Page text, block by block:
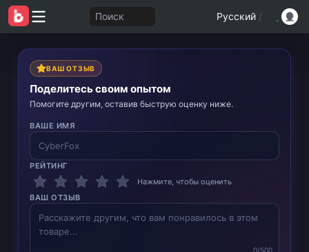
Поиск Русский /
ВАШ ОТЗЫВ
Поделитесь своим опытом
Помогите другим, оставив быструю оценку ниже.
ВАШЕ ИМЯ
РЕЙТИНГ
Нажмите, чтобы оценить
ВАШ ОТЗЫВ
0/500